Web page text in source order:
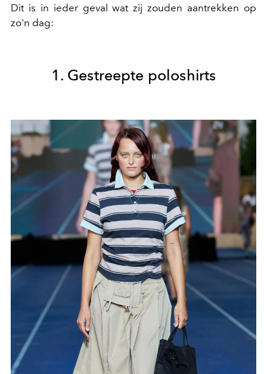
Dit is in ieder geval wat zij zouden aantrekken op
zo'n dag:
1. Gestreepte poloshirts